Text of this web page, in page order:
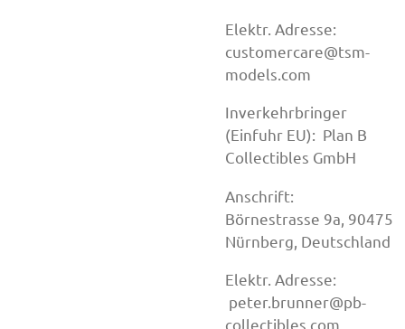
Elektr. Adresse:
customercare@tsm-
models.com
Inverkehrbringer
(Einfuhr EU): Plan B
Collectibles GmbH
Anschrift:
Börnestrasse 9a, 90475
Nürnberg, Deutschland
Elektr. Adresse:
peter.brunner@pb-
collectibles.com